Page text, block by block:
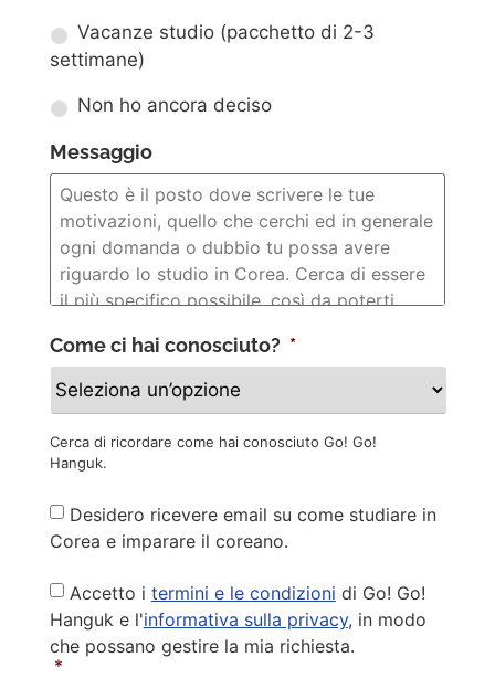
Vacanze studio (pacchetto di 2-3
settimane)
Non ho ancora deciso
Messaggio
Come ci hai conosciuto? *
Cerca di ricordare come hai conosciuto Go! Go!
Hanguk.
Newsletter
Desidero ricevere email su come studiare in
Corea e imparare il coreano.
Privacy
Policy *
Accetto i termini e le condizioni di Go! Go!
Hanguk e l'informativa sulla privacy, in modo
che possano gestire la mia richiesta.
*